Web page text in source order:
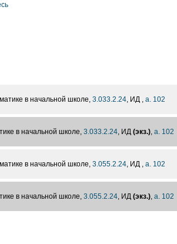
в начальной школе, 3.033.2.24, ИД , а. 102
в начальной школе, 3.033.2.24, ИД (экз.), а. 102
в начальной школе, 3.055.2.24, ИД , а. 102
в начальной школе, 3.055.2.24, ИД (экз.), а. 102